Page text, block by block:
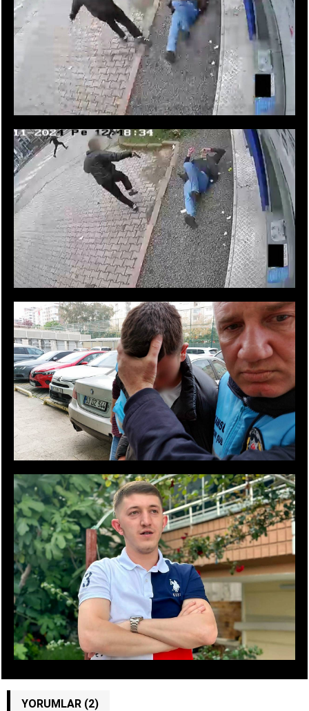
YORUMLAR (2)